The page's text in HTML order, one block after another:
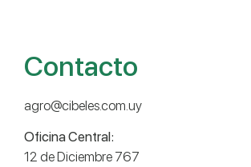
Contacto
agro@cibeles.com.uy
Oficina Central:
12 de Diciembre 767